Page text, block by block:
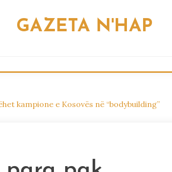
GAZETA N'HAP
kampione e Kosovës në “bodybuilding”